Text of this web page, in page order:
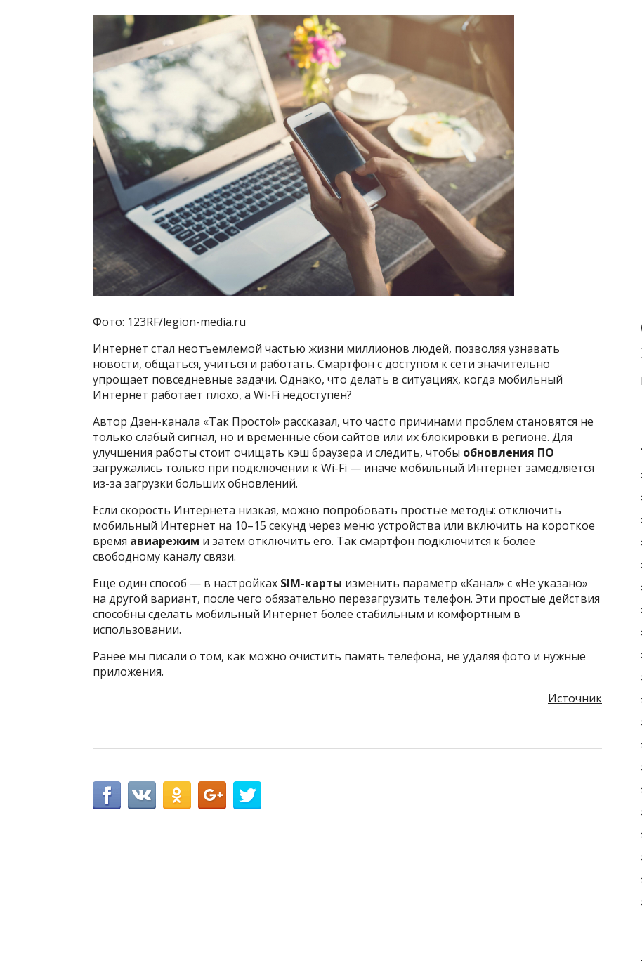
Фото: 123RF/legion-media.ru
Интернет стал неотъемлемой частью жизни миллионов людей, позволяя узнавать
новости, общаться, учиться и работать. Смартфон с доступом к сети значительно
упрощает повседневные задачи. Однако, что делать в ситуациях, когда мобильный
Интернет работает плохо, а Wi-Fi недоступен?
Автор Дзен-канала «Так Просто!» рассказал, что часто причинами проблем становятся не
только слабый сигнал, но и временные сбои сайтов или их блокировки в регионе. Для
улучшения работы стоит очищать кэш браузера и следить, чтобы обновления ПО
загружались только при подключении к Wi-Fi — иначе мобильный Интернет замедляется
из-за загрузки больших обновлений.
Если скорость Интернета низкая, можно попробовать простые методы: отключить
мобильный Интернет на 10–15 секунд через меню устройства или включить на короткое
время авиарежим и затем отключить его. Так смартфон подключится к более
свободному каналу связи.
Еще один способ — в настройках SIM-карты изменить параметр «Канал» с «Не указано»
на другой вариант, после чего обязательно перезагрузить телефон. Эти простые действия
способны сделать мобильный Интернет более стабильным и комфортным в
использовании.
Ранее мы писали о том, как можно очистить память телефона, не удаляя фото и нужные
приложения.
Источник